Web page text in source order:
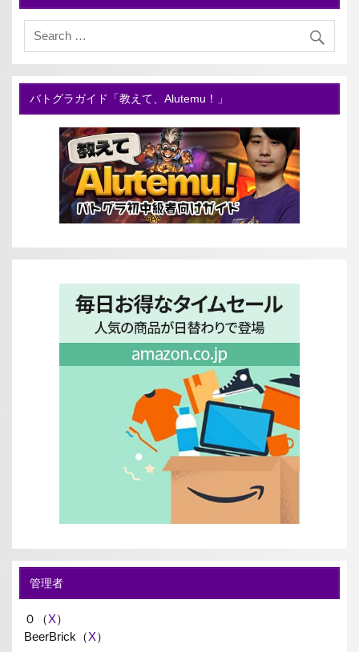
バトグラガイド「教えて、Alutemu！」
管理者
０（X）
BeerBrick（X）